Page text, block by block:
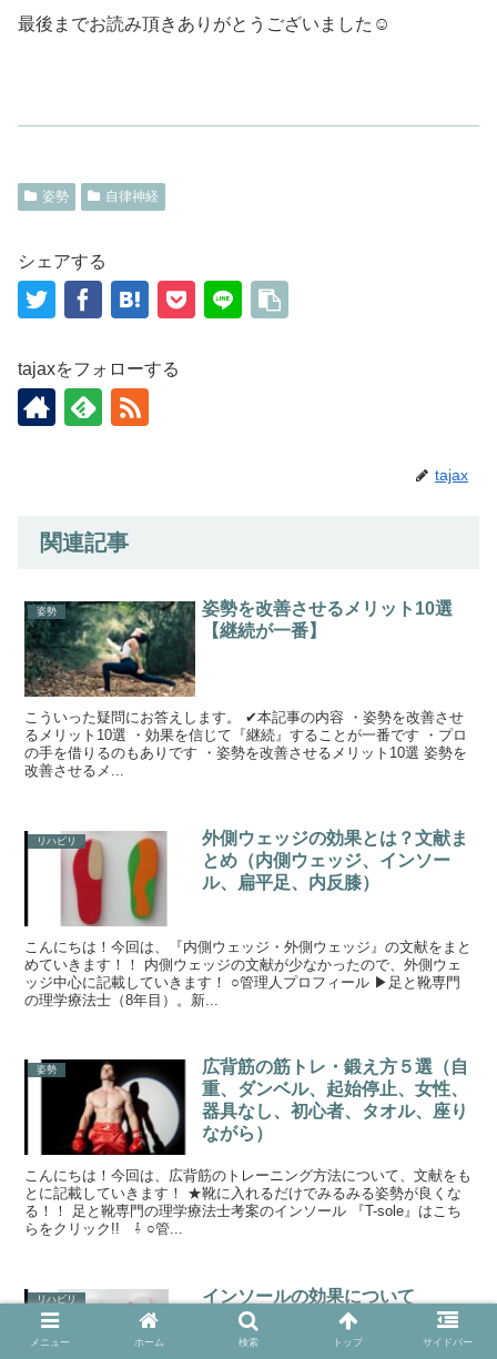
最後までお読み頂きありがとうございました☺
姿勢 自律神経
シェアする
tajaxをフォローする
tajax
関連記事
姿勢
姿勢を改善させるメリット10選
【継続が一番】
こういった疑問にお答えします。 ✔本記事の内容 ・姿勢を改善させ
るメリット10選 ・効果を信じて『継続』することが一番です ・プロ
の手を借りるのもありです ・姿勢を改善させるメリット10選 姿勢を
改善させるメ...
リハビリ
外側ウェッジの効果とは？文献ま
とめ（内側ウェッジ、インソー
ル、扁平足、内反膝）
こんにちは！今回は、『内側ウェッジ・外側ウェッジ』の文献をまと
めていきます！！ 内側ウェッジの文献が少なかったので、外側ウェ
ッジ中心に記載していきます！ ○管理人プロフィール ▶足と靴専門
の理学療法士（8年目）。新...
姿勢
広背筋の筋トレ・鍛え方５選（自
重、ダンベル、起始停止、女性、
器具なし、初心者、タオル、座り
ながら）
こんにちは！今回は、広背筋のトレーニング方法について、文献をも
とに記載していきます！ ★靴に入れるだけでみるみる姿勢が良くな
る！！ 足と靴専門の理学療法士考案のインソール 『T-sole』はこち
らをクリック!! ⇩ ○管...
リハビリ インソールの効果について
メニュー ホーム 検索 トップ サイドバー